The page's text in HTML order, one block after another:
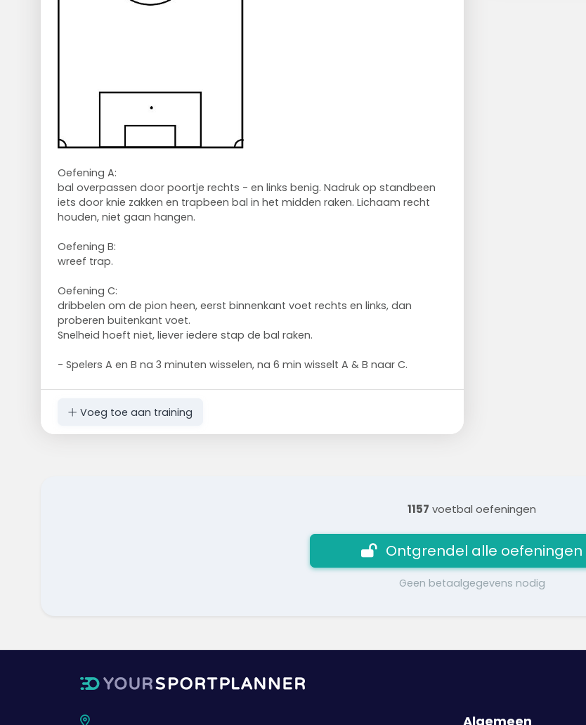
Oefening A:
bal overpassen door poortje rechts - en links benig. Nadruk op standbeen
iets door knie zakken en trapbeen bal in het midden raken. Lichaam recht
houden, niet gaan hangen.
Oefening B:
wreef trap.
Oefening C:
dribbelen om de pion heen, eerst binnenkant voet rechts en links, dan
proberen buitenkant voet.
Snelheid hoeft niet, liever iedere stap de bal raken.
- Spelers A en B na 3 minuten wisselen, na 6 min wisselt A & B naar C.
Voeg toe aan training
1157 voetbal oefeningen
Ontgrendel alle oefeningen
Geen betaalgegevens nodig
Algemeen